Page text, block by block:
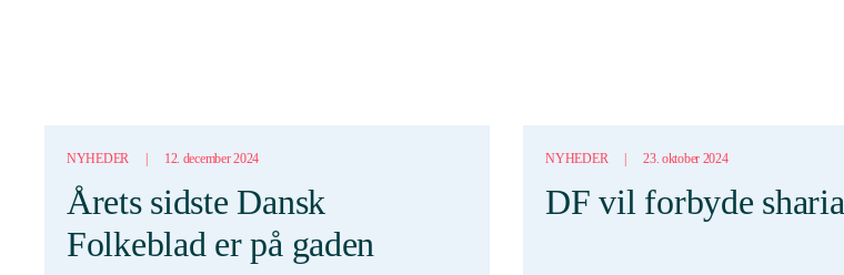
NYHEDER | 12. december 2024
Årets sidste Dansk
Folkeblad er på gaden
NYHEDER | 23. oktober 2024
DF vil forbyde sharia